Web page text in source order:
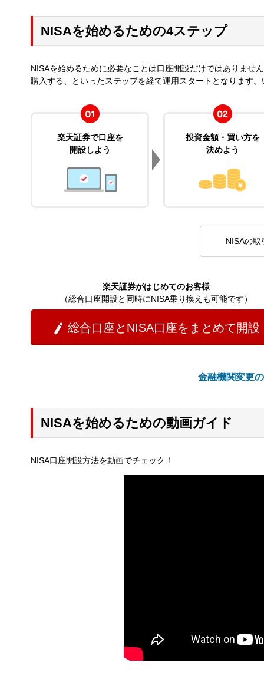
NISAを始めるための4ステップ
NISAを始めるために必要なことは口座開設だけではありませ
購入する、といったステップを経て運用スタートとなります
楽天証券で口座を
開設しよう
投資金額・買い方を
決めよう
NISAの取
楽天証券がはじめてのお客様
（総合口座開設と同時にNISA乗り換えも可能です）
 総合口座とNISA口座をまとめて開設
金融機関変更
NISAを始めるための動画ガイド
NISA口座開設方法を動画でチェック！